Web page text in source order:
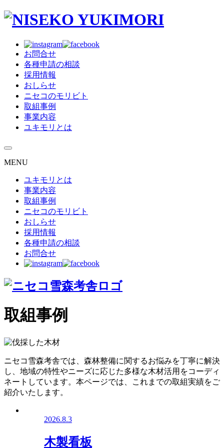
お問合せ
各種申請の相談
採用情報
おしらせ
ニセコのモリビト
取組事例
事業内容
ユキモリとは
MENU
ユキモリとは
事業内容
取組事例
ニセコのモリビト
おしらせ
採用情報
各種申請の相談
お問合せ
取組事例
ニセコ雪森考舎では、森林整備に関するお悩みを丁寧に解決
し、地域の特性やニーズに応じた多様な木材活用をコーディ
ネートしています。本ページでは、これまでの取組実績をご
紹介いたします。
2026.8.3
木製看板